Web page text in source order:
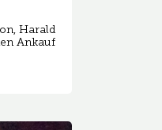
Harald
Ankauf